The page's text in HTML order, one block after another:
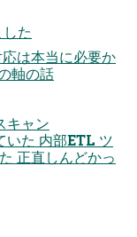
た
は本当に必要か
軸の話
キャン
た 内部ETL ツ
正直しんどかっ